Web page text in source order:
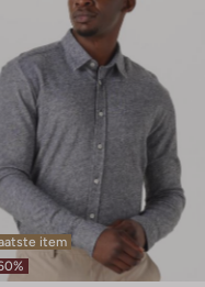
item